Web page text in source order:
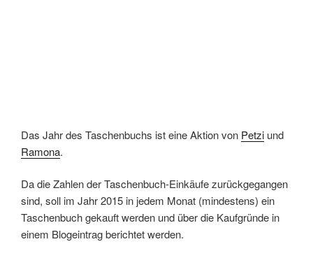
Das Jahr des Taschenbuchs ist eine Aktion von Petzi und
Ramona.
Da die Zahlen der Taschenbuch-Einkäufe zurückgegangen
sind, soll im Jahr 2015 in jedem Monat (mindestens) ein
Taschenbuch gekauft werden und über die Kaufgründe in
einem Blogeintrag berichtet werden.